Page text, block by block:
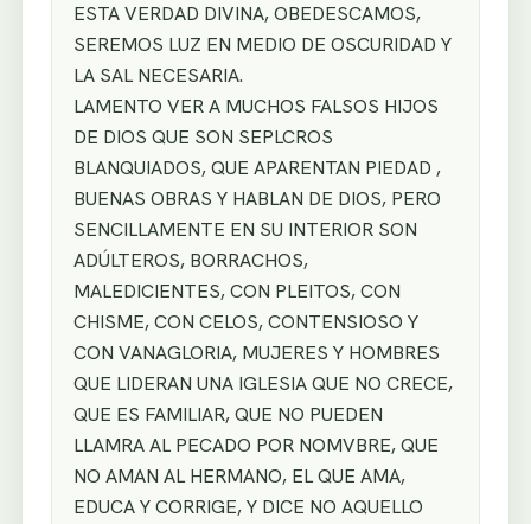
ESTA VERDAD DIVINA, OBEDESCAMOS,
SEREMOS LUZ EN MEDIO DE OSCURIDAD Y
LA SAL NECESARIA.
LAMENTO VER A MUCHOS FALSOS HIJOS
DE DIOS QUE SON SEPLCROS
BLANQUIADOS, QUE APARENTAN PIEDAD ,
BUENAS OBRAS Y HABLAN DE DIOS, PERO
SENCILLAMENTE EN SU INTERIOR SON
ADÚLTEROS, BORRACHOS,
MALEDICIENTES, CON PLEITOS, CON
CHISME, CON CELOS, CONTENSIOSO Y
CON VANAGLORIA, MUJERES Y HOMBRES
QUE LIDERAN UNA IGLESIA QUE NO CRECE,
QUE ES FAMILIAR, QUE NO PUEDEN
LLAMRA AL PECADO POR NOMVBRE, QUE
NO AMAN AL HERMANO, EL QUE AMA,
EDUCA Y CORRIGE, Y DICE NO AQUELLO